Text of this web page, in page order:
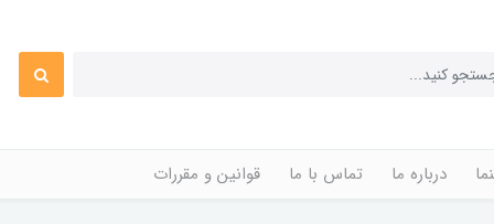
درباره ما تماس با ما قوانین و مقررات